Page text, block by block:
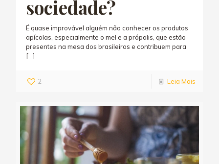
sociedade?
É quase improvável alguém não conhecer os produtos
apícolas, especialmente o mel e a própolis, que estão
presentes na mesa dos brasileiros e contribuem para
[…]
2 Leia Mais